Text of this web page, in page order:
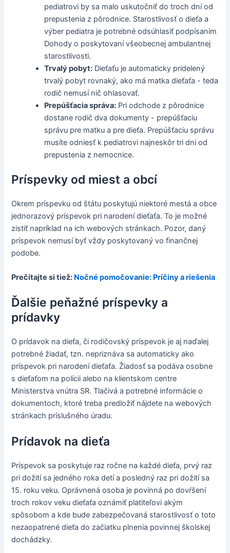
pediatrovi by sa malo uskutočniť do troch dní od
prepustenia z pôrodnice. Starostlivosť o dieťa a
výber pediatra je potrebné odsúhlasiť podpísaním
Dohody o poskytovaní všeobecnej ambulantnej
starostlivosti.
Trvalý pobyt: Dieťaťu je automaticky pridelený
trvalý pobyt rovnaký, ako má matka dieťaťa - teda
rodič nemusí nič ohlasovať.
Prepúšťacia správa: Pri odchode z pôrodnice
dostane rodič dva dokumenty - prepúšťaciu
správu pre matku a pre dieťa. Prepúšťaciu správu
musíte odniesť k pediatrovi najneskôr tri dni od
prepustenia z nemocnice.
Príspevky od miest a obcí
Okrem príspevku od štátu poskytujú niektoré mestá a obce
jednorazový príspevok pri narodení dieťaťa. To je možné
zistiť napríklad na ich webových stránkach. Pozor, daný
príspevok nemusí byť vždy poskytovaný vo finančnej
podobe.
Prečítajte si tiež: Nočné pomočovanie: Príčiny a riešenia
Ďalšie peňažné príspevky a
prídavky
O prídavok na dieťa, či rodičovský príspevok je aj naďalej
potrebné žiadať, tzn. nepriznáva sa automaticky ako
príspevok pri narodení dieťaťa. Žiadosť sa podáva osobne
s dieťaťom na polícii alebo na klientskom centre
Ministerstva vnútra SR. Tlačivá a potrebné informácie o
dokumentoch, ktoré treba predložiť nájdete na webových
stránkach príslušného úradu.
Prídavok na dieťa
Príspevok sa poskytuje raz ročne na každé dieťa, prvý raz
pri dožití sa jedného roka detí a posledný raz pri dožití sa
15. roku veku. Oprávnená osoba je povinná po dovŕšení
troch rokov veku dieťaťa oznámiť platiteľovi akým
spôsobom a kde bude zabezpečovaná starostlivosť o toto
nezaopatrené dieťa do začiatku plnenia povinnej školskej
dochádzky.